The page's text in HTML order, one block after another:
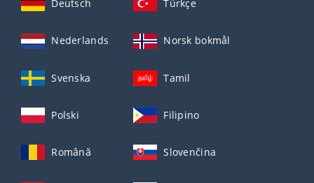
Deutsch Türkçe
Nederlands Norsk bokmål
Svenska Tamil
Polski Filipino
Română Slovenčina